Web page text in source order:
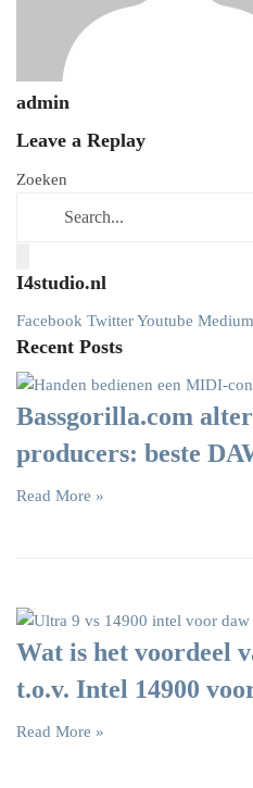
admin
Leave a Replay
Zoeken
I4studio.nl
Facebook TwitterYoutube Medium
Recent Posts
Bassgorilla.com
producers: beste
Read More »
Wat is het voordeel
t.o.v. Intel 14900
Read More »